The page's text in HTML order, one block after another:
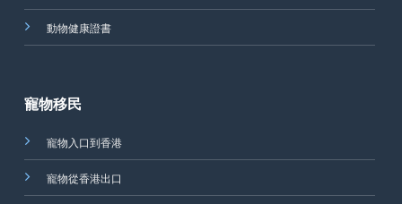
動物健康證書
寵物移民
寵物入口到香港
寵物從香港出口